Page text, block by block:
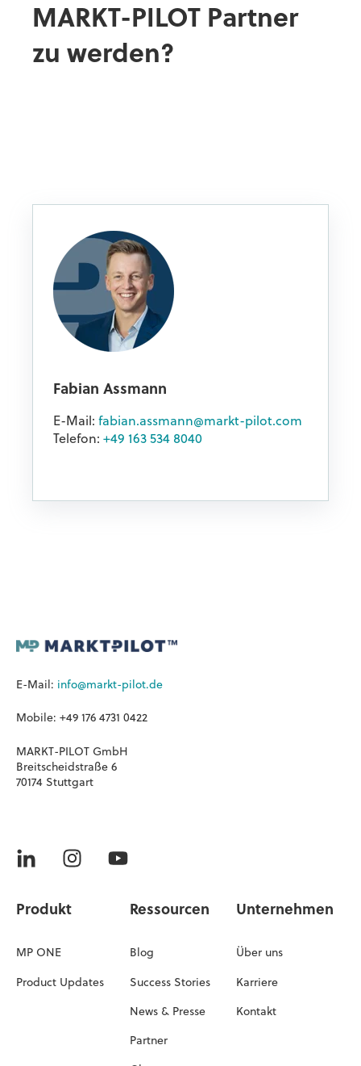
MARKT-PILOT Partner
zu werden?
Fabian Assmann
E-Mail: fabian.assmann@markt-pilot.com
Telefon: +49 163 534 8040
E-Mail: info@markt-pilot.de
Mobile: +49 176 4731 0422
MARKT-PILOT GmbH
Breitscheidstraße 6
70174 Stuttgart
Produkt
MP ONE
Product Updates
Ressourcen
Blog
Success Stories
News & Presse
Partner
Unternehmen
Über uns
Karriere
Kontakt